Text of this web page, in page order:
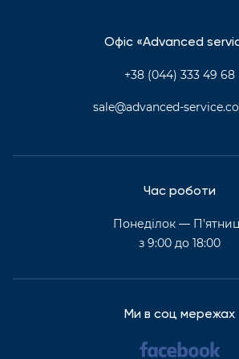
Офіс «Advanced
+38 (044) 333 49 68
sale@advanced-
Час роботи
Понеділок —
з 9:00 до 18:00
Ми в соц мережах